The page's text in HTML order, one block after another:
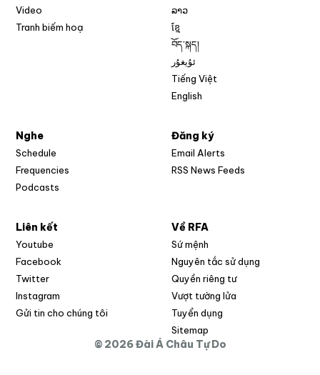
Video
Tranh biếm hoạ
ລາວ
ខ្មែ
བོད་སྐད།
ئۇيغۇر
Tiếng Việt
English
Nghe
Schedule
Frequencies
Podcasts
Đăng ký
Email Alerts
RSS News Feeds
Liên kết
Youtube
Facebook
Twitter
Instagram
Gửi tin cho chúng tôi
Về RFA
Sứ mệnh
Nguyên tắc sử dụng
Quyền riêng tư
Vượt tường lửa
Tuyển dụng
Sitemap
© 2026 Đài Á Châu Tự Do